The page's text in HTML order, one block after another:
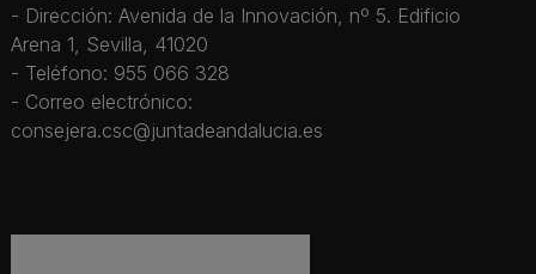
- Dirección: Avenida de la Innovación, nº 5. Edificio
Arena 1, Sevilla, 41020
- Teléfono: 955 066 328
- Correo electrónico:
consejera.csc@juntadeandalucia.es